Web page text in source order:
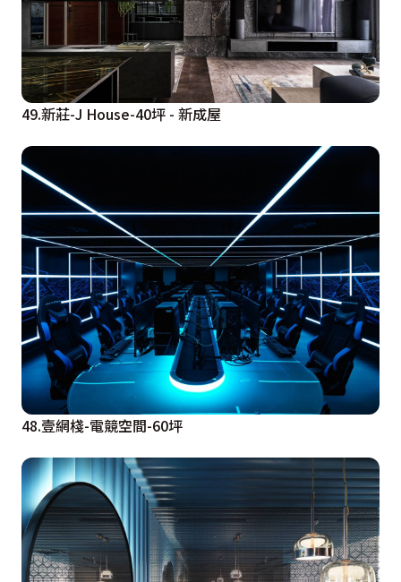
49.新莊-J House-40坪 - 新成屋
48.壹網棧-電競空間-60坪